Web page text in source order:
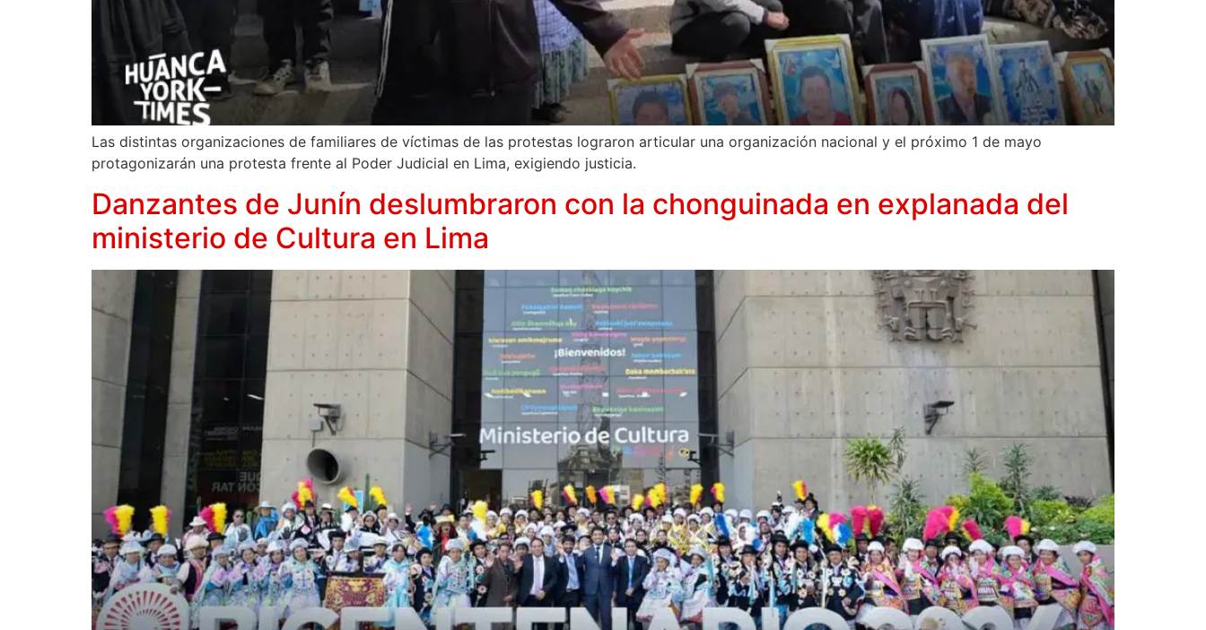
Las distintas organizaciones de familiares de víctimas de las protestas lograron articular una organización nacional y el próximo 1 de mayo
protagonizarán una protesta frente al Poder Judicial en Lima, exigiendo justicia.
Danzantes de Junín deslumbraron con la chonguinada en explanada del
ministerio de Cultura en Lima